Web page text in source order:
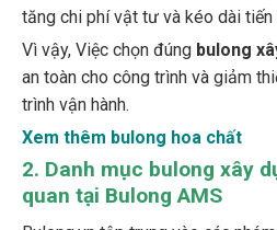
Vì vậy, Việc chọn đúng
bulong
an toàn cho công trình và giảm
trình vận hành.
Xem thêm bulong hoa chất
2.Danh mục bulong xây
quan tại Bulong AMS